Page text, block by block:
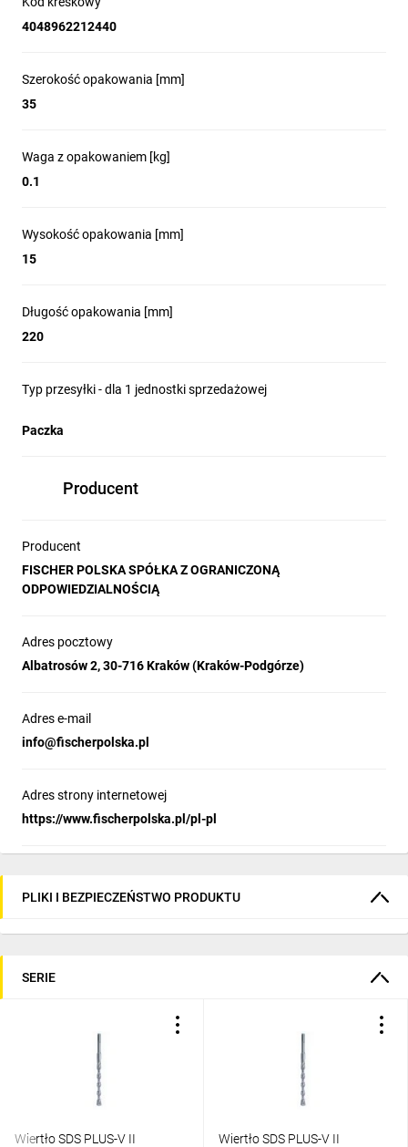
4048962212440
Szerokość opakowania [mm]
35
Waga z opakowaniem [kg]
0.1
Wysokość opakowania [mm]
15
Długość opakowania [mm]
220
Typ przesyłki - dla 1 jednostki sprzedażowej
Paczka
Producent
Producent
FISCHER POLSKA SPÓŁKA Z OGRANICZONĄ
ODPOWIEDZIALNOŚCIĄ
Adres pocztowy
Albatrosów 2, 30-716 Kraków (Kraków-Podgórze)
Adres e-mail
info@fischerpolska.pl
Adres strony internetowej
https://www.fischerpolska.pl/pl-pl
PLIKI I BEZPIECZEŃSTWO PRODUKTU
SERIE
Wiertło SDS PLUS-V II
Wiertło SDS PLUS-V II